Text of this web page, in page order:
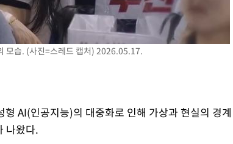
모습. (사진=스레드 캡처) 2026.05.17.
AI(인공지능)의 대중화로 인해 가상과 현실의 경계
나왔다.